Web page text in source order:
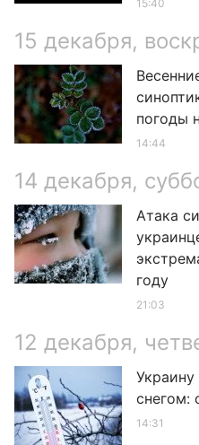
15:40
15 декабря,
погоды
14:44
14 декабря,
Атака
году
21:03
12 декабря,
снегом:
14:31